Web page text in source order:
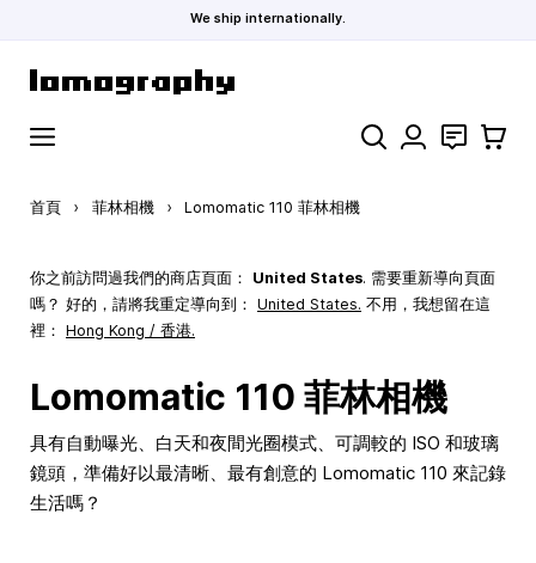
We ship internationally.
搜索 聯絡 購物車
首頁 › 菲林相機 › Lomomatic 110 菲林相機
你之前訪問過我們的商店頁面： United States. 需要重新導向頁面
嗎？ 好的，請將我重定導向到： United States. 不用，我想留在這
裡： Hong Kong / 香港.
Lomomatic 110 菲林相機
具有自動曝光、白天和夜間光圈模式、可調較的 ISO 和玻璃
鏡頭，準備好以最清晰、最有創意的 Lomomatic 110 來記錄
生活嗎？